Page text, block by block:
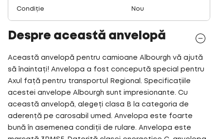
Condiție Nou
Despre această anvelopă
Această anvelopă pentru camioane Albourgh vă ajută
să înaintați! Anvelopa a fost concepută special pentru
Axul față pentru transportul Regional. Specificațiile
acestei anvelope Albourgh sunt impresionante. Cu
această anvelopă, alegeți clasa B la categoria de
aderență pe carosabil umed. Anvelopa este foarte
bună în asemenea condiții de rulare. Anvelopa este